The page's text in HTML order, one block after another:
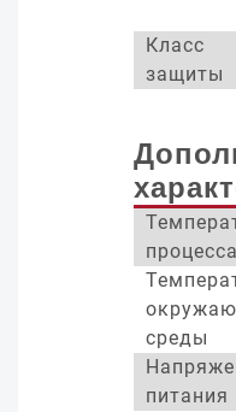
Класс
защиты
процесса
среды
питания